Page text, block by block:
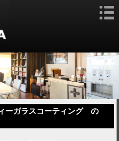
ーガラスコーティング の